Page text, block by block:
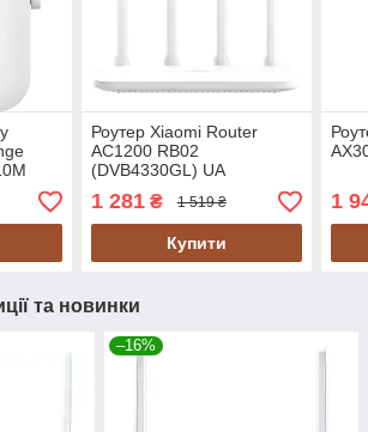
Роутер Xiaomi Router
AC1200 RB02
(DVB4330GL) UA
1 281₴ 1 519 ₴
Купити
1
та новинки
–16%